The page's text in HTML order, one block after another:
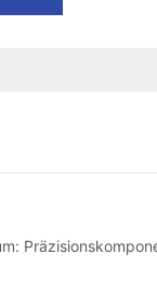
Anpassung Für